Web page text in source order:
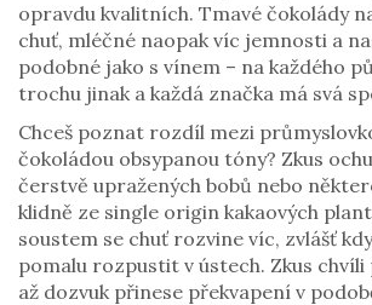
opravdu kvalitních. Tmavé čokolády
chuť, mléčné naopak víc jemnosti a
podobné jako s vínem – na každého
trochu jinak a každá značka má svá
Chceš poznat rozdíl mezi
čokoládou obsypanou tóny? Zkus
čerstvě upražených bobů nebo
klidně ze single origin kakaových
soustem se chuť rozvine víc, zvlášť
pomalu rozpustit v ústech. Zkus chvíli
až dozvuk přinese překvapení v